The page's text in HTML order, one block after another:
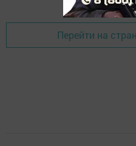
Перейти на